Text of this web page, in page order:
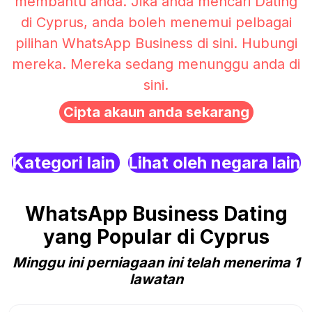
di Cyprus, anda boleh menemui pelbagai
pilihan WhatsApp Business di sini. Hubungi
mereka. Mereka sedang menunggu anda di
sini.
Cipta akaun anda sekarang
Kategori lain Lihat oleh negara lain
WhatsApp Business Dating
yang Popular di Cyprus
Minggu ini perniagaan ini telah menerima 1
lawatan